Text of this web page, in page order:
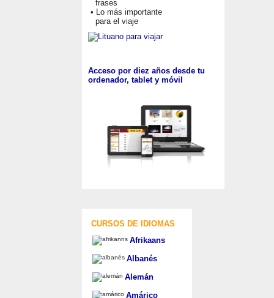
frases
• Lo más importante
para el viaje
Acceso por diez años desde tu
ordenador, tablet y móvil
CURSOS DE IDIOMAS
Afrikaans
Albanés
Alemán
Amárico